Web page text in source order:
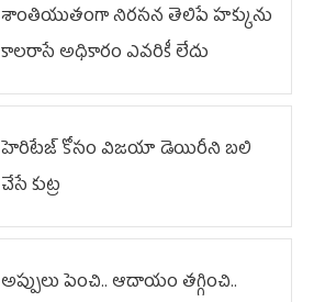
శాంతియుతంగా నిరసన తెలిపే హక్కును
కాలరాసే అధికారం ఎవరికీ లేదు
హెరిటేజ్ కోసం విజయా డెయిరీని బలి
చేసే కుట్ర‌
అప్పులు పెంచి.. ఆదాయం తగ్గించి..